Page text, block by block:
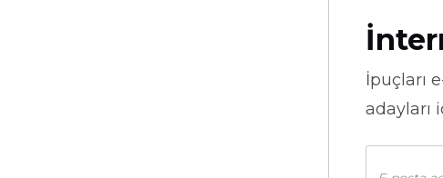
İpuçları
adayları